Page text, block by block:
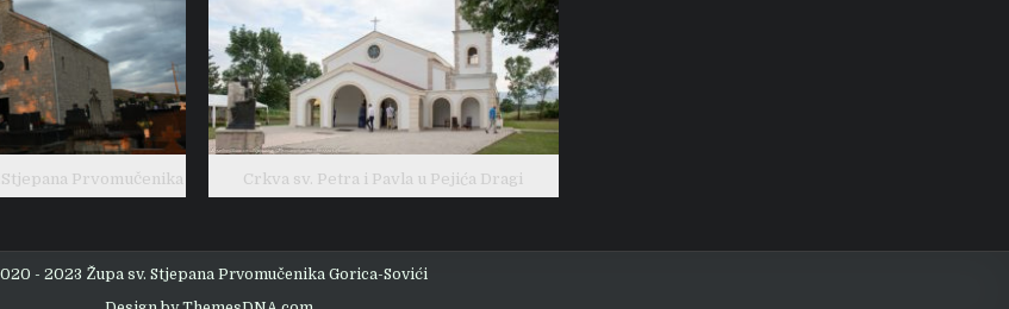
Prvomučenika Crkva sv. Petra i Pavla u Pejića Dragi
- 2023 Župa sv. Stjepana Prvomučenika Gorica-Sovići